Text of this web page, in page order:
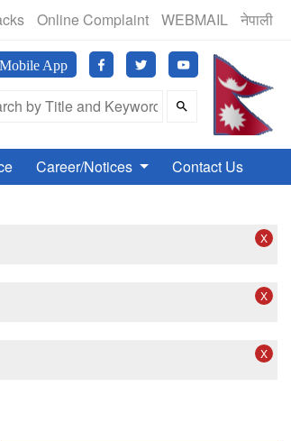
दिनमा समेत)
Online Complaint WEBMAIL नेपाली
App
Field
Career/Notices Contact Us
X
X
X